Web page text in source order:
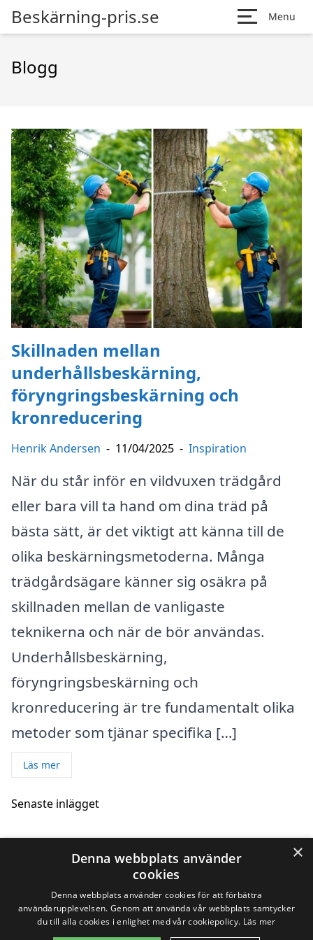
Beskärning-pris.se Menu
Blogg
Skillnaden mellan
underhållsbeskärning,
föryngringsbeskärning och
kronreducering
Henrik Andersen - 11/04/2025 - Inspiration
När du står inför en vildvuxen trädgård
eller bara vill ta hand om dina träd på
bästa sätt, är det viktigt att känna till de
olika beskärningsmetoderna. Många
trädgårdsägare känner sig osäkra på
skillnaden mellan de vanligaste
teknikerna och när de bör användas.
Underhållsbeskärning,
föryngringsbeskärning och
kronreducering är tre fundamentalt olika
metoder som tjänar specifika […]
Läs mer
Senaste inlägget
Skillnaden mellan underhållsbeskärning,
föryngringsbeskärning och kronreducering
×
Denna webbplats använder
cookies
Denna webbplats använder cookies för att förbättra
användarupplevelsen. Genom att använda vår webbplats samtycker
du till alla cookies i enlighet med vår cookiepolicy. Läs mer